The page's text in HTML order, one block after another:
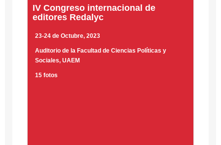
IV Congreso internacional de
editores Redalyc
23-24 de Octubre, 2023
Auditorio de la Facultad de Ciencias Políticas y
Sociales, UAEM
15 fotos